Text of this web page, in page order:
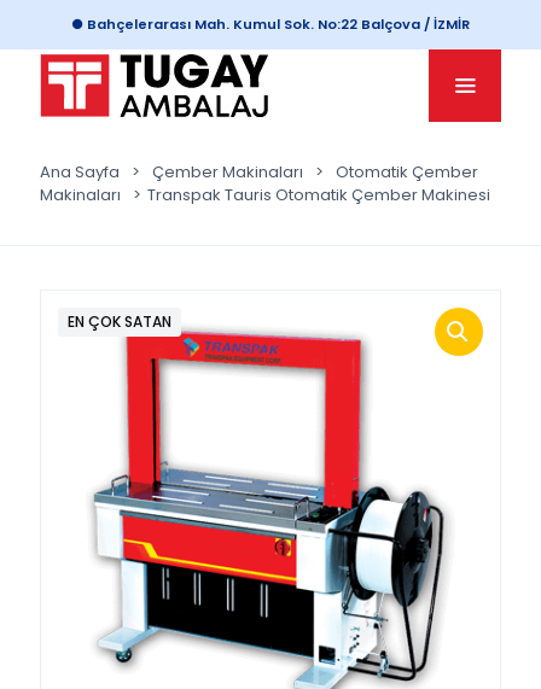
● Bahçelerarası Mah. Kumul Sok. No:22 Balçova / İZMİR
Ana Sayfa > Çember Makinaları > Otomatik Çember
Makinaları
> Transpak Tauris Otomatik Çember Makinesi
EN ÇOK SATAN